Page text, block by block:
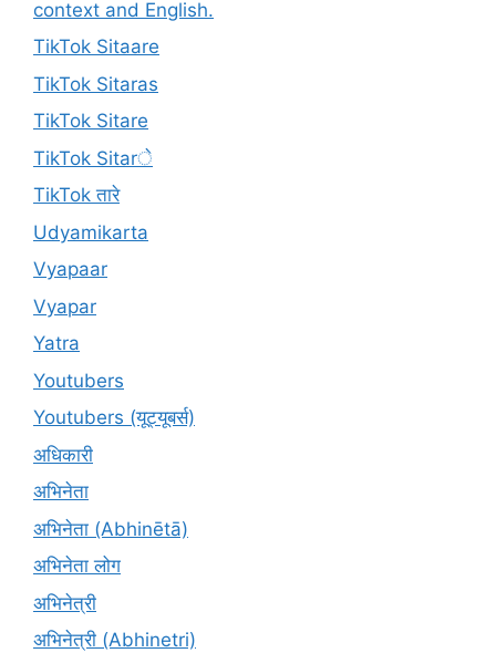
context and English.
TikTok Sitaare
TikTok Sitaras
TikTok Sitare
TikTok Sitarे
TikTok तारे
Udyamikarta
Vyapaar
Vyapar
Yatra
Youtubers
Youtubers (यूट्यूबर्स)
अधिकारी
अभिनेता
अभिनेता (Abhinētā)
अभिनेता लोग
अभिनेत्री
अभिनेत्री (Abhinetri)